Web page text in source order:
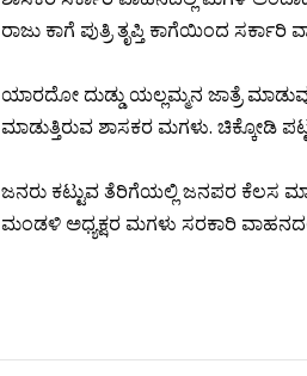
ರಾಜು ಕಾಗೆ ಪುತ್ರಿ ತೃಪ್ತಿ ಕಾಗೆಯಿಂದ ಸರ್ಕಾರಿ
ಯಾರದೋ ದುಡ್ಡು ಯಲ್ಲಮ್ಮನ ಜಾತ್ರೆ
ಮಾಡುತ್ತಿರುವ ಶಾಸಕರ ಮಗಳು. ಚಿಕ್ಕೋಡಿ
ಜನರು ಕಟ್ಟುವ ತೆರಿಗೆಯಲ್ಲಿ ಜನಪರ ಕೆಲಸ
ಮಂಡಳಿ ಅಧ್ಯಕ್ಷರ ಮಗಳು ಸರಕಾರಿ